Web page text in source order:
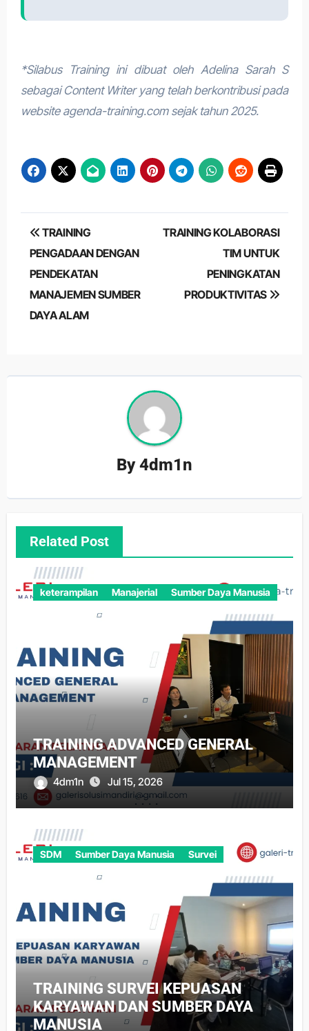
*Silabus Training ini dibuat oleh Adelina Sarah S
sebagai Content Writer yang telah berkontribusi pada
website agenda-training.com sejak tahun 2025.
Post
navigation
TRAINING
PENGADAAN DENGAN
PENDEKATAN
MANAJEMEN SUMBER
DAYA ALAM
TRAINING KOLABORASI
TIM UNTUK
PENINGKATAN
PRODUKTIVITAS
By4dm1n
Related Post
keterampilan Manajerial Sumber Daya Manusia
TRAINING ADVANCED GENERAL
MANAGEMENT
4dm1n Jul 15, 2026
SDM Sumber Daya Manusia Survei
TRAINING SURVEI KEPUASAN
KARYAWAN DAN SUMBER DAYA
MANUSIA